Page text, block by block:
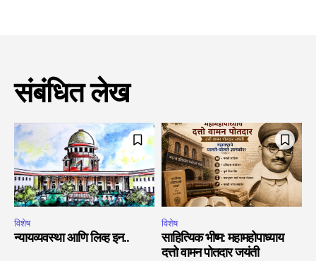
संबंधित लेख
विशेष
न्यायव्यवस्था आणि लिव्ह इन..
विशेष
साहित्यिक भीष्म: महामहोपाध्याय
दत्तो वामन पोतदार जयंती